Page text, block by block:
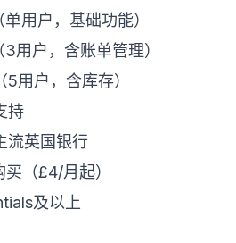
用户，基础功能）
用户，含账单管理）
用户，含库存）
持
流英国银行
（£4/月起）
及以上